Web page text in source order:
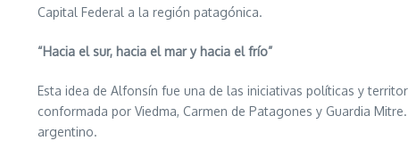
Capital Federal a la región patagónica.
“Hacia el sur, hacia el mar y hacia el frío”
Esta idea de Alfonsín fue una de las iniciativas políticas y
conformada por Viedma, Carmen de Patagones y Guardia
argentino.